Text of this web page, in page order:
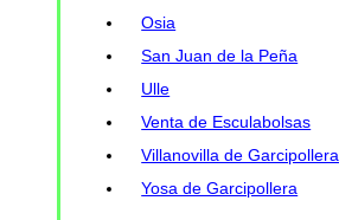
Osia
San Juan de la Peña
Ulle
Venta de Esculabolsas
Villanovilla de Garcipollera
Yosa de Garcipollera